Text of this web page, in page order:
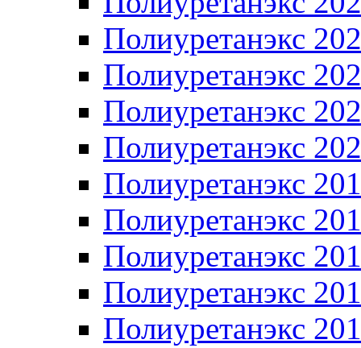
Полиуретанэкс
Полиуретанэкс
Полиуретанэкс
Полиуретанэкс
Полиуретанэкс
Полиуретанэкс
Полиуретанэкс
Полиуретанэкс
Полиуретанэкс